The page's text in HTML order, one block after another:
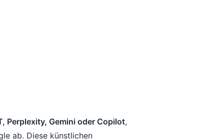
Perplexity, Gemini oder Copilot,
ab. Diese künstlichen